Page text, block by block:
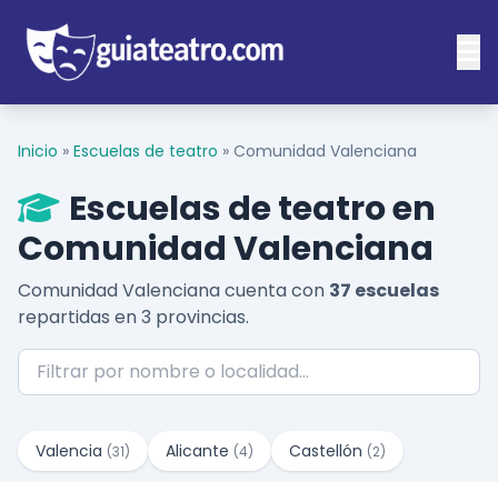
Inicio » Escuelas de teatro » Comunidad Valenciana
Escuelas de teatro en
Comunidad Valenciana
Comunidad Valenciana cuenta con 37 escuelas
repartidas en 3 provincias.
Valencia (31) Alicante (4) Castellón (2)